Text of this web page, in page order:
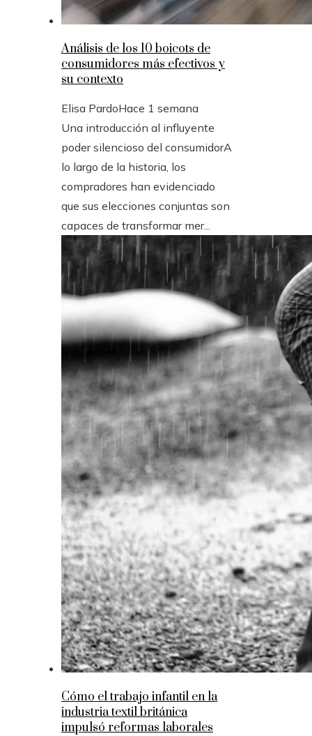
Análisis de los 10 boicots de
consumidores más efectivos y
su contexto
Elisa PardoHace 1 semana
Una introducción al influyente
poder silencioso del consumidorA
lo largo de la historia, los
compradores han evidenciado
que sus elecciones conjuntas son
capaces de transformar mer...
Cómo el trabajo infantil en la
industria textil británica
impulsó reformas laborales